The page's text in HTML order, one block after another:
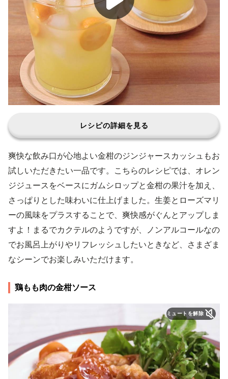
レシピの詳細を見る
爽快な飲み口が心地よい金柑のジンジャースカッシュもお
試しいただきたい一品です。こちらのレシピでは、オレン
ジジュースをベースにガムシロップと金柑の果汁を加え、
さっぱりとした味わいに仕上げました。生姜とローズマリ
ーの風味をプラスすることで、爽快感がぐんとアップしま
すよ！まるでカクテルのようですが、ノンアルコールなの
でお風呂上がりやリフレッシュしたいときなど、さまざま
なシーンでお楽しみいただけます。
鶏もも肉の金柑ソース
ミュートを解除